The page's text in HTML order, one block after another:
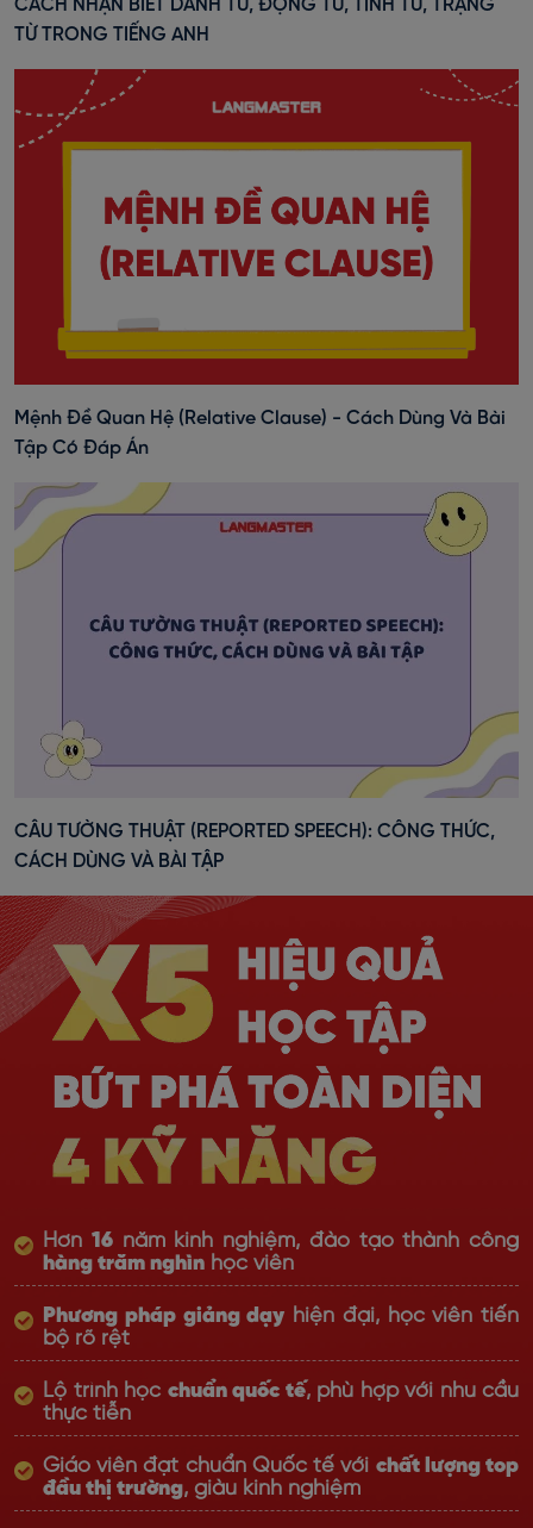
CÁCH NHẬN BIẾT DANH TỪ, ĐỘNG TỪ, TÍNH TỪ, TRẠNG
TỪ TRONG TIẾNG ANH
Mệnh Đề Quan Hệ (Relative Clause) - Cách Dùng Và Bài
Tập Có Đáp Án
CÂU TƯỜNG THUẬT (REPORTED SPEECH): CÔNG THỨC,
CÁCH DÙNG VÀ BÀI TẬP
Hơn 16năm kinh nghiệm, đào tạo thành công
hàng trăm nghìn học viên
Phương pháp giảng dạy hiện đại, học viên tiến
bộ rõ rệt
Lộ trình học chuẩn quốc tế, phù hợp với nhu cầu
thực tiễn
Giáo viên đạt chuẩn Quốc tế với chất lượng top
đầu thị trường, giàu kinh nghiệm